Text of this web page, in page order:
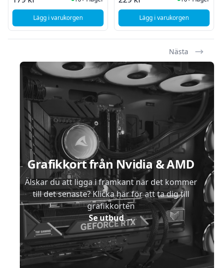
Lägg i varukorgen, SiGN USB-C till USB-C kabel - 100W - 1.2m - White
Lägg i varukorgen
, Deltaco
Nästa
Grafikkort från Nvidia & AMD
Älskar du att ligga i framkant när det kommer
till det senaste? Klicka här för att ta dig till
grafikkorten
Se utbud→